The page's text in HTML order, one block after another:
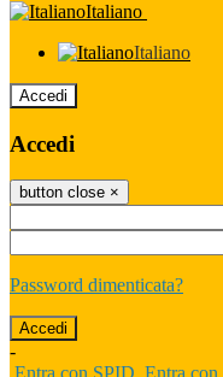
Italiano
Italiano
Accedi
Accedi
button close ×
Password dimenticata?
-